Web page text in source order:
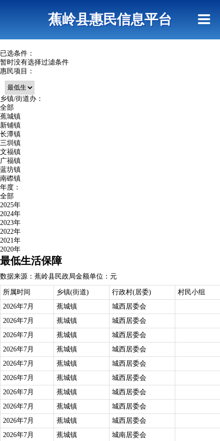
蕉岭县惠民信息平台
已选条件：
暂时没有选择过滤条件
惠民项目：
乡镇/街道办：
全部
蕉城镇
新铺镇
长潭镇
三圳镇
文福镇
广福镇
蓝坊镇
南磜镇
年度：
全部
2025年
2024年
2023年
2022年
2021年
2020年
最低生活保障
数据来源：蕉岭县民政局金额单位：元
所属时间 乡镇(街道) 行政村(居委)
村民小组
2026年7月
蕉城镇
城西居委会
2026年7月
蕉城镇
城西居委会
2026年7月
蕉城镇
城西居委会
2026年7月
蕉城镇
城西居委会
2026年7月
蕉城镇
城西居委会
2026年7月
蕉城镇
城西居委会
2026年7月
蕉城镇
城西居委会
2026年7月
蕉城镇
城西居委会
2026年7月
蕉城镇
城西居委会
2026年7月
蕉城镇 城南居委会